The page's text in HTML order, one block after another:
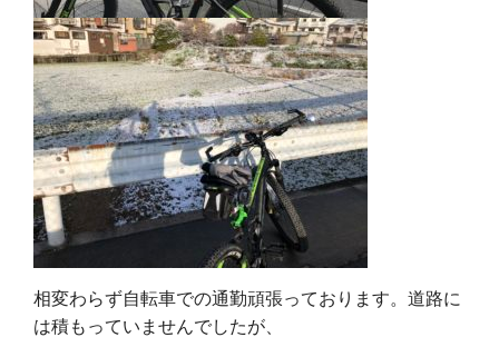
相変わらず自転車での通勤頑張っております。道路に
は積もっていませんでしたが、